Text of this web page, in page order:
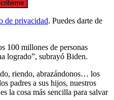
de privacidad. Puedes darte de
100 millones de personas
logrado”, subrayó Biden.
riendo, abrazándonos… los
padres a sus hijos, nuestros
la cosa más sencilla para salvar